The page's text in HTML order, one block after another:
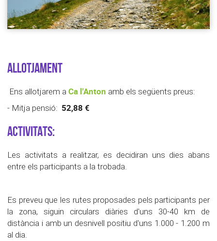
ALLOTJAMENT
Ens allotjarem aCa l'Anton amb els següents preus:
- Mitja pensió: 52,88 €
ACTIVITATS:
Les activitats a realitzar, es decidiran uns dies abans
entre els participants a la trobada.
Es preveu que les rutes proposades pels participants per
la zona, siguin circulars diàries d'uns 30-40 km de
distància i amb un desnivell positiu d'uns 1.000 - 1.200 m
al dia.